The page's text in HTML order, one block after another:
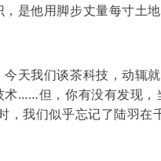
，是他用脚步丈量每寸土
天我们谈茶科技，动辄
术……但，你有没有发现，
，我们似乎忘记了陆羽在